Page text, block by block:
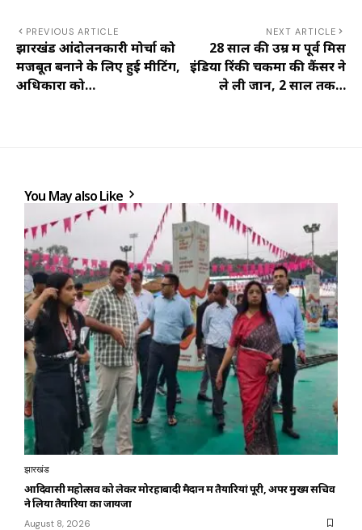
PREVIOUS ARTICLE
झारखंड आंदोलनकारी मोर्चा को
मजबूत बनाने के लिए हुई मीटिंग,
अधिकारों को…
NEXT ARTICLE
28 साल की उम्र में पूर्व मिस
इंडिया रिंकी चकमा की कैंसर ने
ले ली जान, 2 साल तक…
You May also Like
झारखंड
आदिवासी महोत्सव को लेकर मोरहाबादी मैदान में तैयारियां पूरी, अपर मुख्य सचिव
ने लिया तैयारियों का जायजा
August 8, 2026